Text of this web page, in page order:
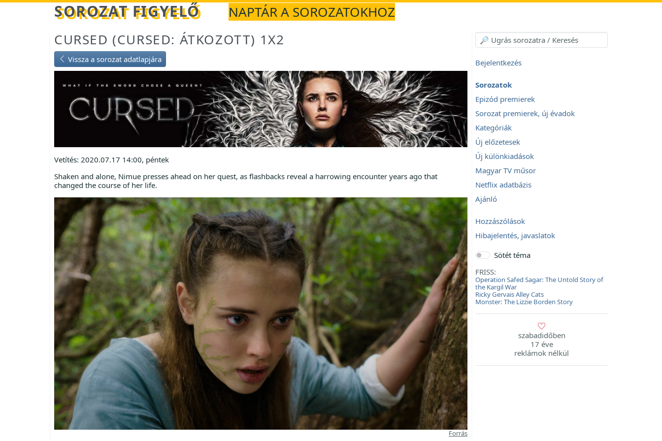
Betöltés... SOROZAT FIGYELŐ
NAPTÁR A SOROZATOKHOZ
CURSED (CURSED: ÁTKOZOTT) 1X2
Vissza a sorozat adatlapjára
Vetítés: 2020.07.17 14:00, péntek
Shaken and alone, Nimue presses ahead on her quest, as flashbacks reveal a harrowing encounter years ago that
changed the course of her life.
Forrás
Bejelentkezés
Sorozatok
Epizód premierek
Sorozat premierek, új évadok
Kategóriák
Új előzetesek
Új különkiadások
Magyar TV műsor
Netflix adatbázis
Ajánló
Hozzászólások
Hibajelentés, javaslatok
Sötét téma
FRISS:
Operation Safed Sagar: The Untold Story of
the Kargil War
Ricky Gervais Alley Cats
Monster: The Lizzie Borden Story
szabadidőben
17 éve
reklámok nélkül